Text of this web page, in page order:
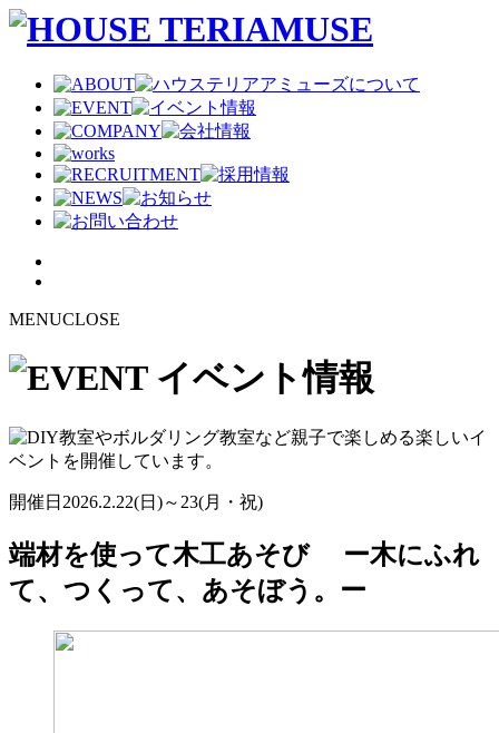
MENUCLOSE
開催日 2026.2.22(日)～23(月・祝)
端材を使って木工あそび ー木にふれ
て、つくって、あそぼう。ー